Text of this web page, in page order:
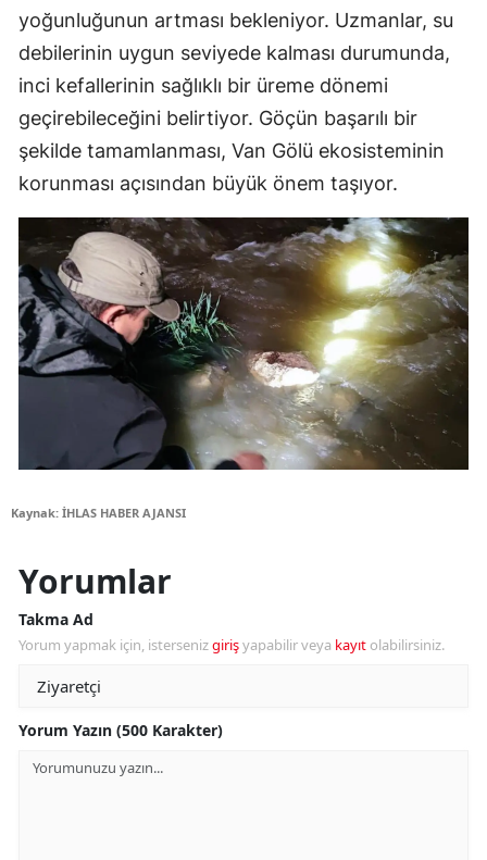
yoğunluğunun artması bekleniyor. Uzmanlar, su
debilerinin uygun seviyede kalması durumunda,
inci kefallerinin sağlıklı bir üreme dönemi
geçirebileceğini belirtiyor. Göçün başarılı bir
şekilde tamamlanması, Van Gölü ekosisteminin
korunması açısından büyük önem taşıyor.
Kaynak: İHLAS HABER AJANSI
Yorumlar
Takma Ad
Yorum yapmak için, istersenizgirişyapabilir veya kayıt olabilirsiniz.
Yorum Yazın (500 Karakter)